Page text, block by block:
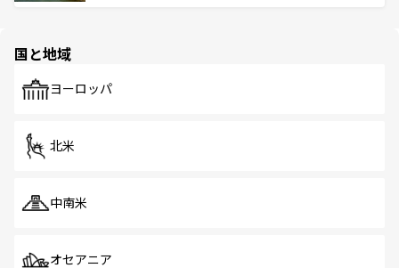
で、ホーカーズは地元の風情を楽しめる外せないスポット
国と地域
ヨーロッパ
北米
中南米
オセアニア